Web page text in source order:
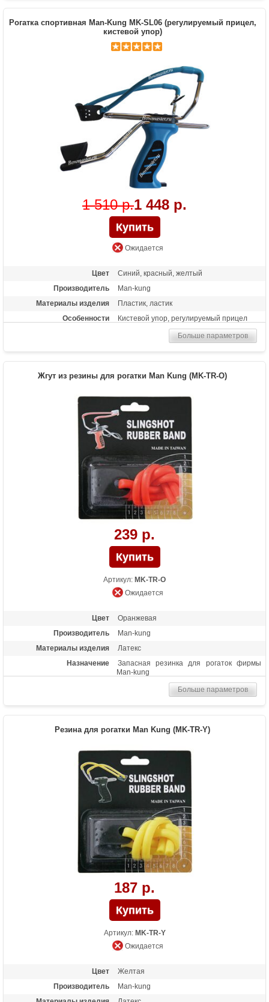
Рогатка спортивная Man-Kung MK-SL06 (регулируемый прицел,
кистевой упор)
1 510 р.1 448 р.
Ожидается
Цвет
Синий, красный, желтый
Производитель
Man-kung
Материалы изделия
Пластик, ластик
Особенности
Кистевой упор, регулируемый прицел
Больше параметров
Жгут из резины для рогатки Man Kung (MK-TR-O)
239 р.
Артикул: MK-TR-O
Ожидается
Цвет
Оранжевая
Производитель
Man-kung
Материалы изделия
Латекс
Назначение
Запасная резинка для рогаток фирмы
Man-kung
Больше параметров
Резина для рогатки Man Kung (MK-TR-Y)
187 р.
Артикул: MK-TR-Y
Ожидается
Цвет
Желтая
Производитель
Man-kung